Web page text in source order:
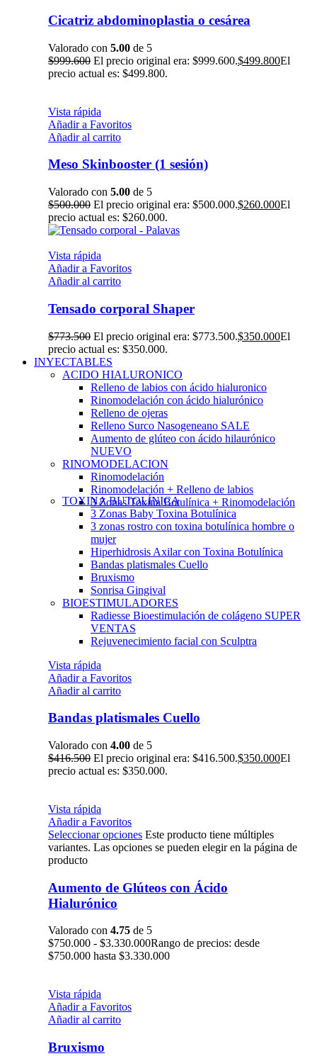
Cicatriz abdominoplastia o cesárea
Valorado con 5.00 de 5
$999.600 El precio original era: $999.600.$499.800El
precio actual es: $499.800.
Vista rápida
Añadir a Favoritos
Añadir al carrito
Meso Skinbooster (1 sesión)
Valorado con 5.00 de 5
$500.000 El precio original era: $500.000.$260.000El
precio actual es: $260.000.
Vista rápida
Añadir a Favoritos
Añadir al carrito
Tensado corporal Shaper
$773.500 El precio original era: $773.500.$350.000El
precio actual es: $350.000.
INYECTABLES
ACIDO HIALURONICO
Relleno de labios con ácido hialuronico
Rinomodelación con ácido hialurónico
Relleno de ojeras
Relleno Surco Nasogeneano SALE
Aumento de glúteo con ácido hilaurónico
NUEVO
RINOMODELACION
Rinomodelación
Rinomodelación + Relleno de labios
3 Zonas Toxina Botulínica + Rinomodelación
TOXINA BUTOLÍNICA
3 Zonas Baby Toxina Botulínica
3 zonas rostro con toxina botulínica hombre o
mujer
Hiperhidrosis Axilar con Toxina Botulínica
Bandas platismales Cuello
Bruxismo
Sonrisa Gingival
BIOESTIMULADORES
Radiesse Bioestimulación de colágeno SUPER
VENTAS
Rejuvenecimiento facial con Sculptra
Vista rápida
Añadir a Favoritos
Añadir al carrito
Bandas platismales Cuello
Valorado con 4.00 de 5
$416.500 El precio original era: $416.500.$350.000El
precio actual es: $350.000.
Vista rápida
Añadir a Favoritos
Seleccionar opciones Este producto tiene múltiples
variantes. Las opciones se pueden elegir en la página de
producto
Aumento de Glúteos con Ácido
Hialurónico
Valorado con 4.75 de 5
$750.000 - $3.330.000Rango de precios: desde
$750.000 hasta $3.330.000
Vista rápida
Añadir a Favoritos
Añadir al carrito
Bruxismo